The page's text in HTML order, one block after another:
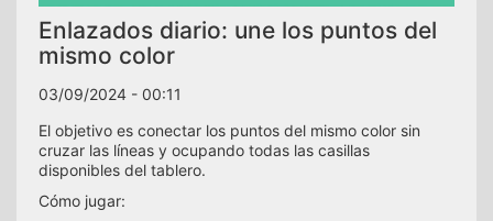
Enlazados diario: une los puntos del
mismo color
03/09/2024 - 00:11
El objetivo es conectar los puntos del mismo color sin
cruzar las líneas y ocupando todas las casillas
disponibles del tablero.
Cómo jugar: